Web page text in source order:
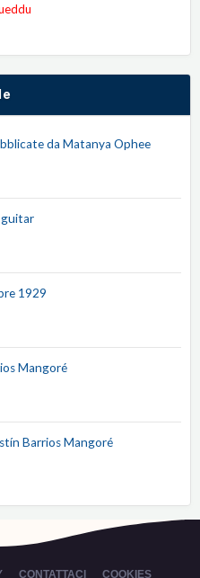
da Matanya Ophee
guitar
1929
Mangoré
Barrios Mangoré
CONTATTACI COOKIES